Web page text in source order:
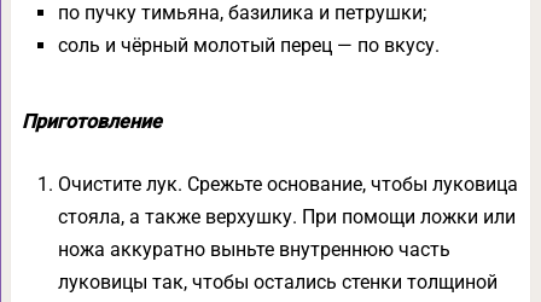
по пучку тимьяна, базилика и петрушки;
соль и чёрный молотый перец — по вкусу.
Приготовление
Очистите лук. Срежьте основание, чтобы луковица
стояла, а также верхушку. При помощи ложки или
ножа аккуратно выньте внутреннюю часть
луковицы так, чтобы остались стенки толщиной